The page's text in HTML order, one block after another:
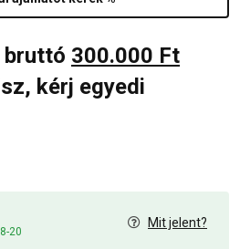
bruttó 300.000 Ft
kérj egyedi
20
Mit jelent?